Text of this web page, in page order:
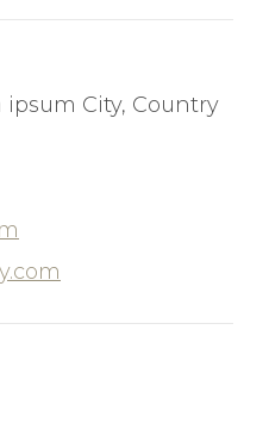
ipsum City, Country